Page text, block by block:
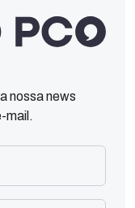
nossa news
mail.